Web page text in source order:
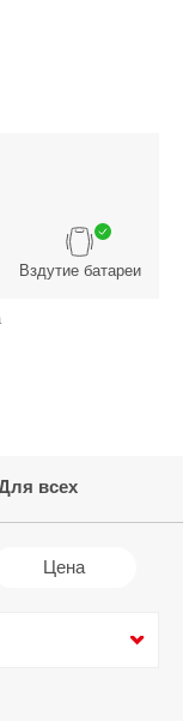
Вздутие батареи
всех
Цена